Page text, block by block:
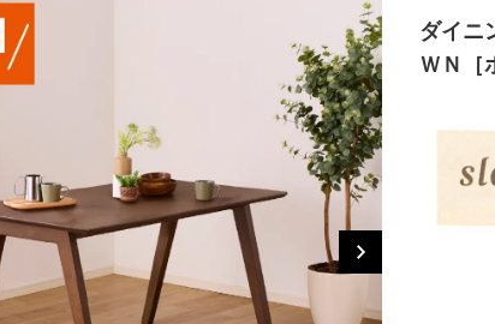
ダイ
ＷＮ［